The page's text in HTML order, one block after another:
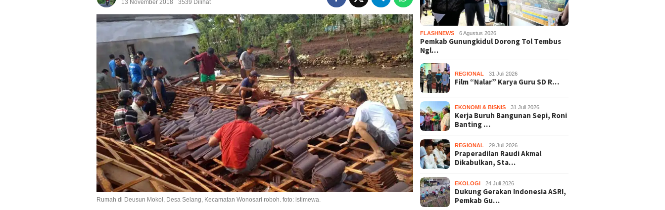
13 November 2018
3539 Dilihat
Rumah di Deusun Mokol, Desa Selang, Kecamatan Wonosari roboh. foto: istimewa.
FLASHNEWS 6 Agustus 2026
Pemkab Gunungkidul Dorong Tol Tembus
Ngl…
REGIONAL 31 Juli 2026
Film “Nalar” Karya Guru SD R…
EKONOMI & BISNIS 31 Juli 2026
Kerja Buruh Bangunan Sepi, Roni
Banting …
REGIONAL 29 Juli 2026
Praperadilan Raudi Akmal
Dikabulkan, Sta…
EKOLOGI 24 Juli 2026
Dukung Gerakan Indonesia ASRI,
Pemkab Gu…